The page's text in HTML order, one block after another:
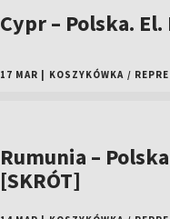
Cypr – Polska.
17 MAR KOSZYKÓWKA /
Rumunia –
[SKRÓT]